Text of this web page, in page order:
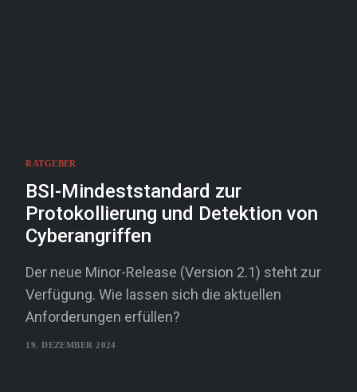
RATGEBER
BSI-Mindeststandard zur
Protokollierung und Detektion von
Cyberangriffen
Der neue Minor-Release (Version 2.1) steht zur
Verfügung. Wie lassen sich die aktuellen
Anforderungen erfüllen?
19. DEZEMBER 2024